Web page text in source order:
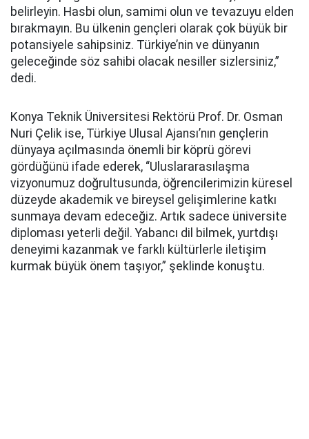
belirleyin. Hasbi olun, samimi olun ve tevazuyu elden
bırakmayın. Bu ülkenin gençleri olarak çok büyük bir
potansiyele sahipsiniz. Türkiye’nin ve dünyanın
geleceğinde söz sahibi olacak nesiller sizlersiniz,”
dedi.
Konya Teknik Üniversitesi Rektörü Prof. Dr. Osman
Nuri Çelik ise, Türkiye Ulusal Ajansı’nın gençlerin
dünyaya açılmasında önemli bir köprü görevi
gördüğünü ifade ederek, “Uluslararasılaşma
vizyonumuz doğrultusunda, öğrencilerimizin küresel
düzeyde akademik ve bireysel gelişimlerine katkı
sunmaya devam edeceğiz. Artık sadece üniversite
diploması yeterli değil. Yabancı dil bilmek, yurtdışı
deneyimi kazanmak ve farklı kültürlerle iletişim
kurmak büyük önem taşıyor,” şeklinde konuştu.